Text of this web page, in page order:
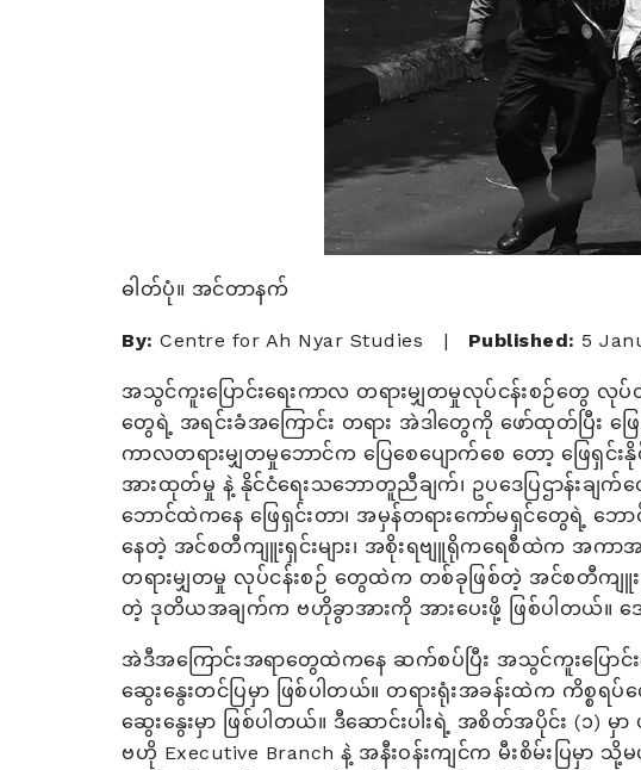
ဓါတ်ပုံ။ အင်တာနက်
By: Centre for Ah Nyar Studies | Published: 5
အသွင်ကူးပြောင်းရေးကာလ တရားမျှတမှုလုပ်ငန်းစဉ်တွေ
တွေရဲ့ အရင်းခံအကြောင်း တရား အဲဒါတွေကို ဖော်ထုတ်ပြီး
ကာလတရားမျှတမှုဘောင်က ပြေစေပျောက်စေ တော့ ဖြေရှ
အားထုတ်မှု နဲ့ နိုင်ငံရေးသဘောတူညီချက်၊ ဥပဒေပြဌာန်းချ
ဘောင်ထဲကနေ ဖြေရှင်းတာ၊ အမှန်တရားကော်မရှင်တွေရဲ့ ဘေ
နေတဲ့ အင်စတီကျူးရှင်းများ၊ အစိုးရဗျူရိုကရေစီထဲက အက
တရားမျှတမှု လုပ်ငန်းစဉ် တွေထဲက တစ်ခုဖြစ်တဲ့ အင်စတီကျူးရှင်းမ
တဲ့ ဒုတိယအချက်က ဗဟိုခွာအားကို အားပေးဖို့ ဖြစ်ပါတယ်။ ဒေ
အဲဒီအကြောင်းအရာတွေထဲကနေ ဆက်စပ်ပြီး အသွင်ကူးပြောင်း
ဆွေးနွေးတင်ပြမှာ ဖြစ်ပါတယ်။ တရားရုံးအခန်းထဲက ကိစ္စ
ဆွေးနွေးမှာ ဖြစ်ပါတယ်။ ဒီဆောင်းပါးရဲ့ အစိတ်အပိုင်း (၁)
ဗဟို Executive Branch နဲ့ အနီးဝန်းကျင်က မီးစိမ်းပြမှာ